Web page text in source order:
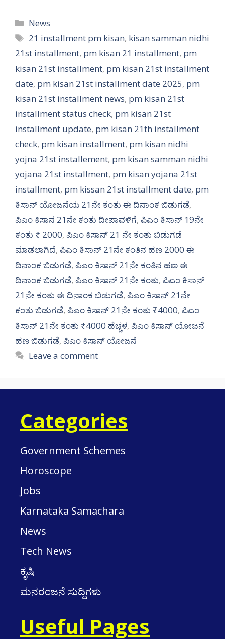
Categories
News
Tags
21 installment pm kisan, kisan samman nidhi
21st installment, pm kisan 21 installment, pm
kisan 21st installment, pm kisan 21st installment
date, pm kisan 21st installment date 2025, pm
kisan 21st installment news, pm kisan 21st
installment status check, pm kisan 21st
installment update, pm kisan 21th installment
check, pm kisan installment, pm kisan nidhi
yojna 21st installement, pm kisan samman nidhi
yojana 21st installment, pm kisan yojana 21st
installment, pm kissan 21st installment date, pm
ಕಿಸಾನ್ ಯೋಜನೆಯ 21ನೇ ಕಂತು ಈ ದಿನಾಂಕ ಬಿಡುಗಡೆ,
ಪಿಎಂ ಕಿಸಾನ 21ನೇ ಕಂತು ದೀಪಾವಳಿಗೆ, ಪಿಎಂ ಕಿಸಾನ್ 19ನೇ
ಕಂತು ₹ 2000, ಪಿಎಂ ಕಿಸಾನ್ 21 ನೇ ಕಂತು ಬಿಡುಗಡೆ
ಮಾಡಲಾಗಿದೆ, ಪಿಎಂ ಕಿಸಾನ್ 21ನೇ ಕಂತಿನ ಹಣ 2000 ಈ
ದಿನಾಂಕ ಬಿಡುಗಡೆ, ಪಿಎಂ ಕಿಸಾನ್ 21ನೇ ಕಂತಿನ ಹಣ ಈ
ದಿನಾಂಕ ಬಿಡುಗಡೆ, ಪಿಎಂ ಕಿಸಾನ್ 21ನೇ ಕಂತು, ಪಿಎಂ ಕಿಸಾನ್
21ನೇ ಕಂತು ಈ ದಿನಾಂಕ ಬಿಡುಗಡೆ, ಪಿಎಂ ಕಿಸಾನ್ 21ನೇ
ಕಂತು ಬಿಡುಗಡೆ, ಪಿಎಂ ಕಿಸಾನ್ 21ನೇ ಕಂತು ₹4000, ಪಿಎಂ
ಕಿಸಾನ್ 21ನೇ ಕಂತು ₹4000 ಹೆಚ್ಚಳ, ಪಿಎಂ ಕಿಸಾನ್ ಯೋಜನೆ
ಹಣ ಬಿಡುಗಡೆ, ಪಿಎಂ ಕಿಸಾನ್ ಯೋಜನೆ
Leave a comment
Categories
Government Schemes
Horoscope
Jobs
Karnataka Samachara
News
Tech News
ಕೃಷಿ
ಮನರಂಜನೆ ಸುದ್ದಿಗಳು
Useful Pages